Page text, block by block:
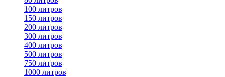
100 литров
150 литров
200 литров
300 литров
400 литров
500 литров
750 литров
1000 литров